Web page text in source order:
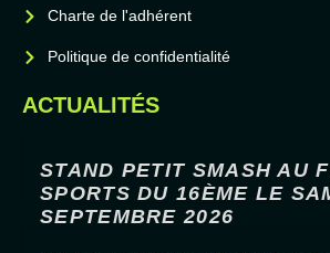
Charte de l'adhérent
Politique de confidentialité
ACTUALITÉS
STAND PETIT SMASH AU
SPORTS DU 16ÈME LE
SEPTEMBRE 2026